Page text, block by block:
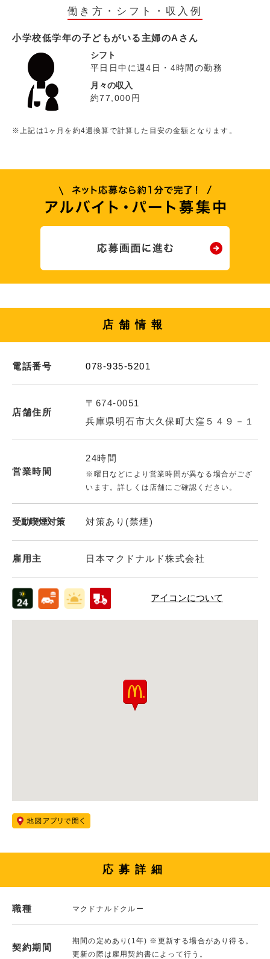
働き方・シフト・収入例
小学校低学年の子どもがいる主婦のAさん
シフト
平日日中に週4日・4時間の勤務
月々の収入
約77,000円
※上記は1ヶ月を約4週換算で計算した目安の金額となります。
店舗情報
電話番号 078-935-5201
店舗住所
〒674-0051
兵庫県明石市大久保町大窪５４９－１
営業時間
24時間
※曜日などにより営業時間が異なる場合がござ
います。詳しくは店舗にご確認ください。
受動喫煙対策 対策あり(禁煙)
雇用主 日本マクドナルド株式会社
アイコンについて
応募詳細
職種 マクドナルドクルー
契約期間
期間の定めあり(1年) ※更新する場合があり得る。
更新の際は雇用契約書によって行う。